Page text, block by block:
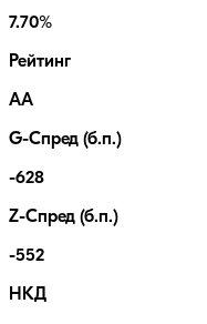
7.70%
Рейтинг
AA
G-Спред (б.п.)
-628
Z-Спред (б.п.)
-552
НКД